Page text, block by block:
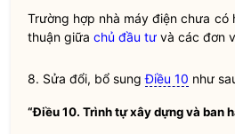
Trường hợp nhà máy điện chưa
thuận giữa chủ đầu tư và các đơn
8. Sửa đổi, bổ sungĐiều 10 như
“Điều 10. Trình tự xây dựng và ban